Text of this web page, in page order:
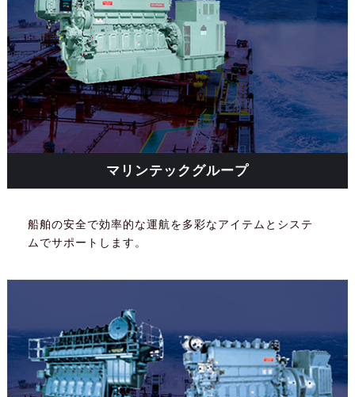
マリンテックグループ
船舶の安全で効率的な運航を多彩なアイテムとシステ
ムでサポートします。